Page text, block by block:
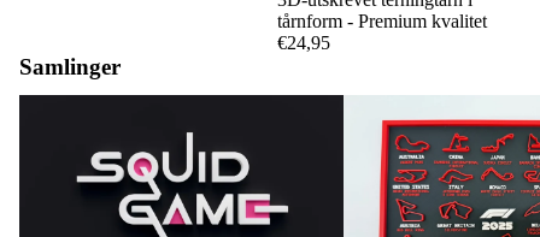
tårnform - Premium kvalitet
€24,95
Samlinger